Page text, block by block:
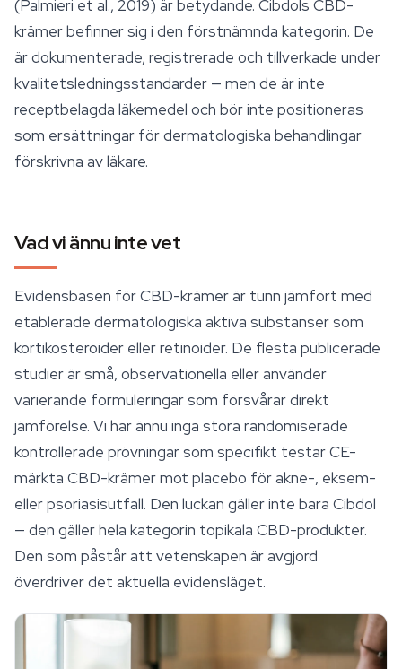
(Palmieri et al., 2019) är betydande. Cibdols CBD-
krämer befinner sig i den förstnämnda kategorin. De
är dokumenterade, registrerade och tillverkade under
kvalitetsledningsstandarder — men de är inte
receptbelagda läkemedel och bör inte positioneras
som ersättningar för dermatologiska behandlingar
förskrivna av läkare.
Vad vi ännu inte vet
Evidensbasen för CBD-krämer är tunn jämfört med
etablerade dermatologiska aktiva substanser som
kortikosteroider eller retinoider. De flesta publicerade
studier är små, observationella eller använder
varierande formuleringar som försvårar direkt
jämförelse. Vi har ännu inga stora randomiserade
kontrollerade prövningar som specifikt testar CE-
märkta CBD-krämer mot placebo för akne-, eksem-
eller psoriasisutfall. Den luckan gäller inte bara Cibdol
— den gäller hela kategorin topikala CBD-produkter.
Den som påstår att vetenskapen är avgjord
överdriver det aktuella evidensläget.